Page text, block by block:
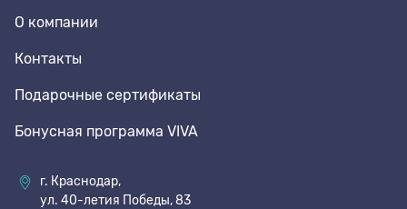
О компании
Контакты
Подарочные сертификаты
Бонусная программа VIVA
г. Краснодар,
ул. 40-летия Победы, 83
8 den
Полустельки